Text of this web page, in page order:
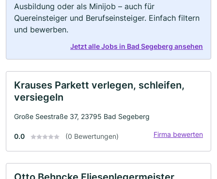
Ausbildung oder als Minijob – auch für
Quereinsteiger und Berufseinsteiger. Einfach filtern
und bewerben.
Jetzt alle Jobs in Bad Segeberg ansehen
Krauses Parkett verlegen, schleifen,
versiegeln
Große Seestraße 37, 23795 Bad Segeberg
0.0 (0 Bewertungen) Firma bewerten